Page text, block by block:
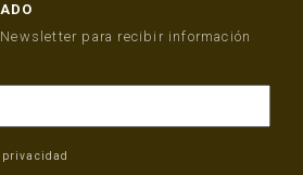
para recibir información